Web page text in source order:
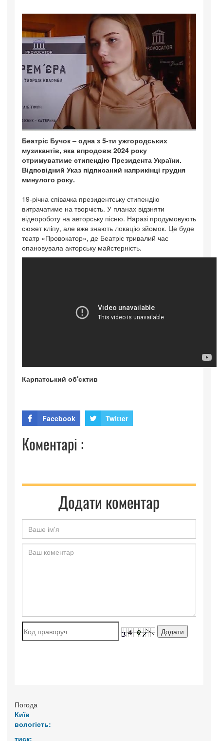
Беатріс Бучок – одна з 5-ти ужгородських
музикантів, яка впродовж 2024 року
отримуватиме стипендію Президента України.
Відповідний Указ підписаний наприкінці грудня
минулого року.
19-річна співачка президентську стипендію
витрачатиме на творчість. У планах відзняти
відеороботу на авторську пісню. Наразі продумовують
сюжет кліпу, але вже знають локацію зйомок. Це буде
театр «Провокатор», де Беатріс тривалий час
опановувала акторську майстерність.
Карпатський об'єктив
Facebook Twitter
Коментарі :
Додати коментар
Погода
Київ
вологість:
тиск: